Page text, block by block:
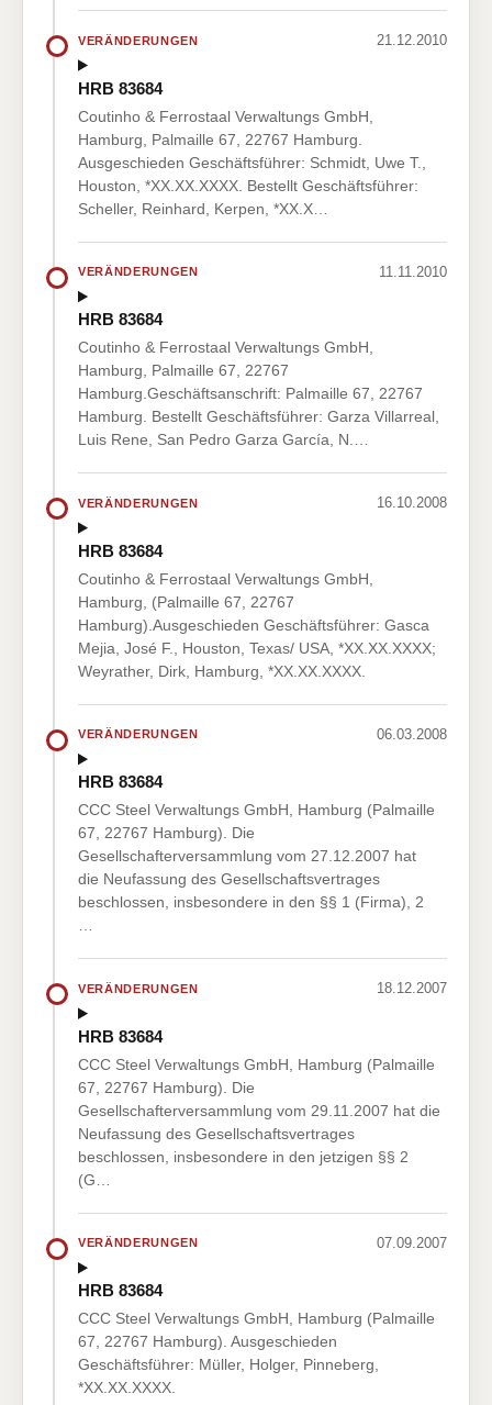
VERÄNDERUNGEN 21.12.2010
HRB 83684
Coutinho & Ferrostaal Verwaltungs GmbH,
Hamburg, Palmaille 67, 22767 Hamburg.
Ausgeschieden Geschäftsführer: Schmidt, Uwe T.,
Houston, *XX.XX.XXXX. Bestellt Geschäftsführer:
Scheller, Reinhard, Kerpen, *XX.X…
VERÄNDERUNGEN 11.11.2010
HRB 83684
Coutinho & Ferrostaal Verwaltungs GmbH,
Hamburg, Palmaille 67, 22767
Hamburg.Geschäftsanschrift: Palmaille 67, 22767
Hamburg. Bestellt Geschäftsführer: Garza Villarreal,
Luis Rene, San Pedro Garza García, N.…
VERÄNDERUNGEN 16.10.2008
HRB 83684
Coutinho & Ferrostaal Verwaltungs GmbH,
Hamburg, (Palmaille 67, 22767
Hamburg).Ausgeschieden Geschäftsführer: Gasca
Mejia, José F., Houston, Texas/ USA, *XX.XX.XXXX;
Weyrather, Dirk, Hamburg, *XX.XX.XXXX.
VERÄNDERUNGEN 06.03.2008
HRB 83684
CCC Steel Verwaltungs GmbH, Hamburg (Palmaille
67, 22767 Hamburg). Die
Gesellschafterversammlung vom 27.12.2007 hat
die Neufassung des Gesellschaftsvertrages
beschlossen, insbesondere in den §§ 1 (Firma), 2
…
VERÄNDERUNGEN 18.12.2007
HRB 83684
CCC Steel Verwaltungs GmbH, Hamburg (Palmaille
67, 22767 Hamburg). Die
Gesellschafterversammlung vom 29.11.2007 hat die
Neufassung des Gesellschaftsvertrages
beschlossen, insbesondere in den jetzigen §§ 2
(G…
VERÄNDERUNGEN 07.09.2007
HRB 83684
CCC Steel Verwaltungs GmbH, Hamburg (Palmaille
67, 22767 Hamburg). Ausgeschieden
Geschäftsführer: Müller, Holger, Pinneberg,
*XX.XX.XXXX.